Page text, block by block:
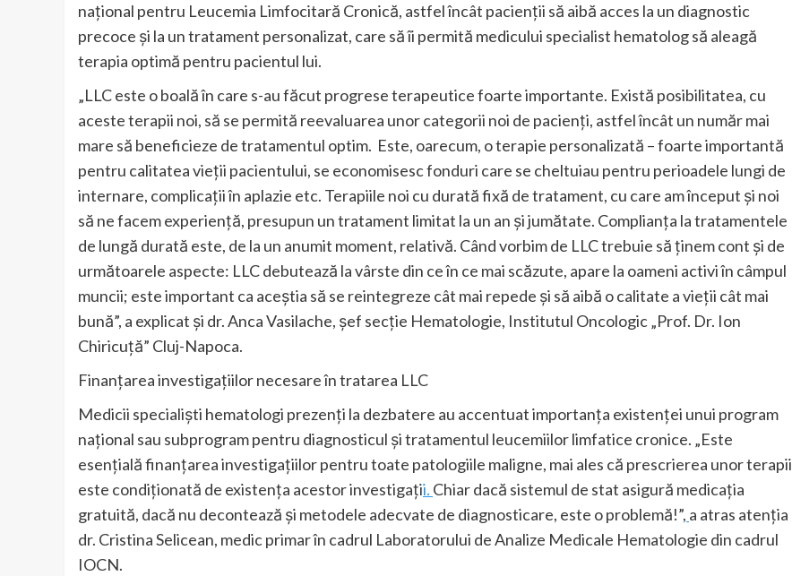
național pentru Leucemia Limfocitară Cronică, astfel încât pacienții să aibă acces la un diagnostic
precoce și la un tratament personalizat, care să îi permită medicului specialist hematolog să aleagă
terapia optimă pentru pacientul lui.
„LLC este o boală în care s-au făcut progrese terapeutice foarte importante. Există posibilitatea, cu
aceste terapii noi, să se permită reevaluarea unor categorii noi de pacienți, astfel încât un număr mai
mare să beneficieze de tratamentul optim. Este, oarecum, o terapie personalizată – foarte importantă
pentru calitatea vieții pacientului, se economisesc fonduri care se cheltuiau pentru perioadele lungi de
internare, complicații în aplazie etc. Terapiile noi cu durată fixă de tratament, cu care am început și noi
să ne facem experiență, presupun un tratament limitat la un an și jumătate. Complianța la tratamentele
de lungă durată este, de la un anumit moment, relativă. Când vorbim de LLC trebuie să ținem cont și de
următoarele aspecte: LLC debutează la vârste din ce în ce mai scăzute, apare la oameni activi în câmpul
muncii; este important ca aceștia să se reintegreze cât mai repede și să aibă o calitate a vieții cât mai
bună”, a explicat și dr. Anca Vasilache, șef secție Hematologie, Institutul Oncologic „Prof. Dr. Ion
Chiricuță” Cluj-Napoca.
Finanțarea investigațiilor necesare în tratarea LLC
Medicii specialiști hematologi prezenți la dezbatere au accentuat importanța existenței unui program
național sau subprogram pentru diagnosticul și tratamentul leucemiilor limfatice cronice. „Este
esențială finanțarea investigațiilor pentru toate patologiile maligne, mai ales că prescrierea unor terapii
este condiționată de existența acestor investigații. Chiar dacă sistemul de stat asigură medicația
gratuită, dacă nu decontează și metodele adecvate de diagnosticare, este o problemă!”, a atras atenția
dr. Cristina Selicean, medic primar în cadrul Laboratorului de Analize Medicale Hematologie din cadrul
IOCN.